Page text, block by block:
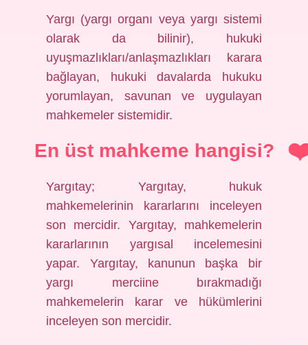
Yargı (yargı organı veya yargı sistemi
olarak da bilinir), hukuki
uyuşmazlıkları/anlaşmazlıkları karara
bağlayan, hukuki davalarda hukuku
yorumlayan, savunan ve uygulayan
mahkemeler sistemidir.
En üst mahkeme hangisi?
Yargıtay; Yargıtay, hukuk
mahkemelerinin kararlarını inceleyen
son mercidir. Yargıtay, mahkemelerin
kararlarının yargısal incelemesini
yapar. Yargıtay, kanunun başka bir
yargı merciine bırakmadığı
mahkemelerin karar ve hükümlerini
inceleyen son mercidir.